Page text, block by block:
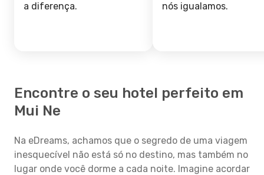
a diferença.
nós igualamos.
Encontre o seu hotel perfeito em
Mui Ne
Na eDreams, achamos que o segredo de uma viagem
inesquecível não está só no destino, mas também no
lugar onde você dorme a cada noite. Imagine acordar